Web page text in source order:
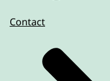
Contact